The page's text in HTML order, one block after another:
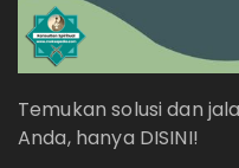
Temukan solusi dan
Anda, hanya DISINI!